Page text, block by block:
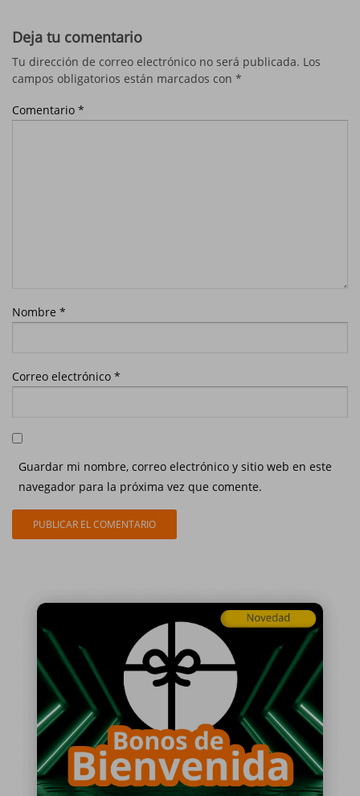
Deja tu comentario
Tu dirección de correo electrónico no será publicada. Los
campos obligatorios están marcados con *
Comentario *
Nombre *
Correo electrónico *
Guardar mi nombre, correo electrónico y sitio web en este
navegador para la próxima vez que comente.